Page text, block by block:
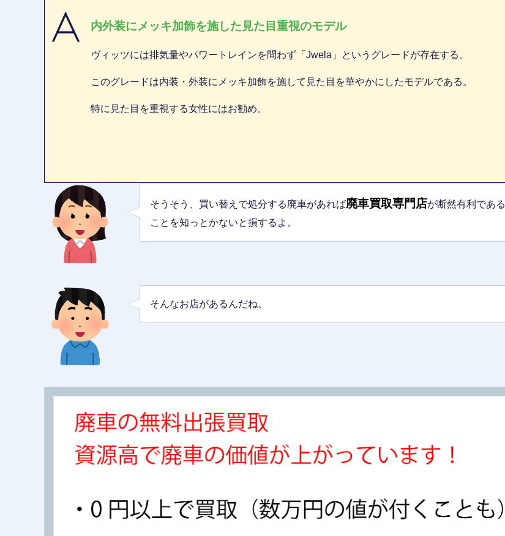
内外装にメッキ加飾を施した見た目重視のモデル
ヴィッツには排気量やパワートレインを問わず「Jwela」というグレードが存在する。
このグレードは内装・外装にメッキ加飾を施して見た目を華やかにしたモデルである。
特に見た目を重視する女性にはお勧め。
そうそう、買い替えで処分する廃車があれば廃車買取専門店が断然有利である
ことを知っとかないと損するよ。
そんなお店があるんだね。